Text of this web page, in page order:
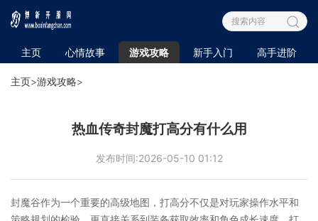
主页 心情故事 游戏攻略 新手入门 高手进阶
主页>游戏攻略>
热血传奇封魔打高分有什么用
发布时间:2026-05-10 01:12
封魔谷作为一个重要的高级地图，打高分不仅是对玩家操作水平和